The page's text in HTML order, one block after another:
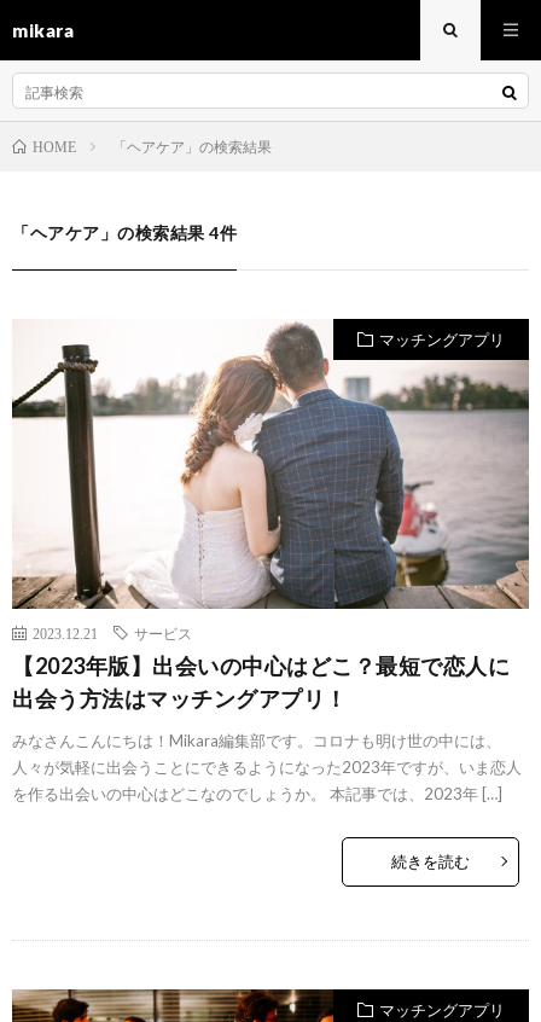
mikara
HOME 「ヘアケア」の検索結果
「ヘアケア」の検索結果 4件
マッチングアプリ
2023.12.21 サービス
【2023年版】出会いの中心はどこ？最短で恋人に
出会う方法はマッチングアプリ！
みなさんこんにちは！Mikara編集部です。コロナも明け世の中には、
人々が気軽に出会うことにできるようになった2023年ですが、いま恋人
を作る出会いの中心はどこなのでしょうか。 本記事では、2023年 […]
続きを読む
マッチングアプリ